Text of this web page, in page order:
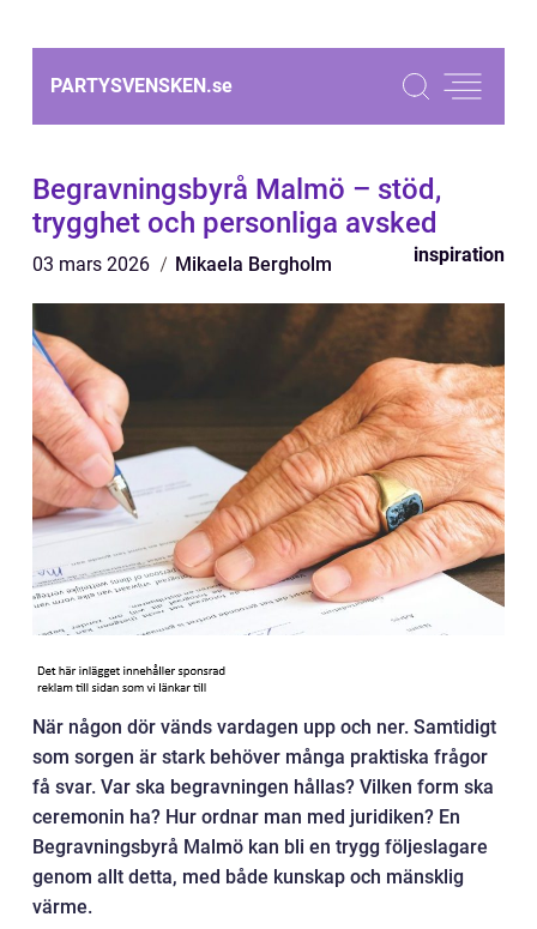
PARTYSVENSKEN.se
Begravningsbyrå Malmö – stöd,
trygghet och personliga avsked
03 mars 2026 Mikaela Bergholm inspiration
När någon dör vänds vardagen upp och ner. Samtidigt
som sorgen är stark behöver många praktiska frågor
få svar. Var ska begravningen hållas? Vilken form ska
ceremonin ha? Hur ordnar man med juridiken? En
Begravningsbyrå Malmö kan bli en trygg följeslagare
genom allt detta, med både kunskap och mänsklig
värme.